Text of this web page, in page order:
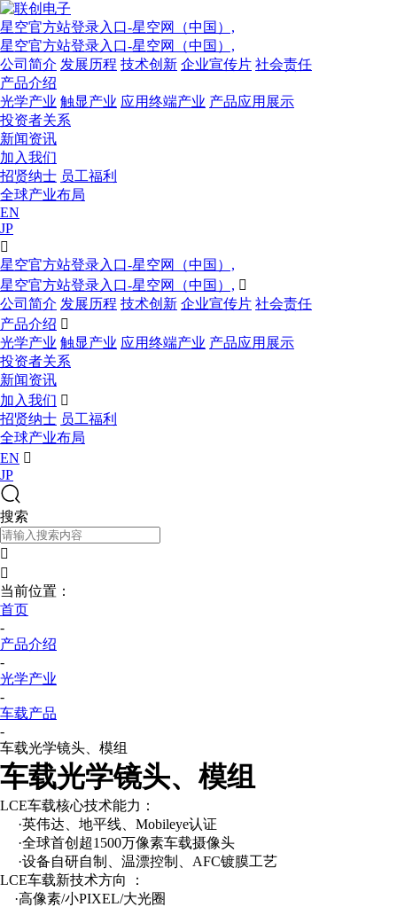
星空官方站登录入口-星空网（中国）,
星空官方站登录入口-星空网（中国）,
公司简介 发展历程 技术创新 企业宣传片 社会责任
产品介绍
光学产业 触显产业 应用终端产业 产品应用展示
投资者关系
新闻资讯
加入我们
招贤纳士 员工福利
全球产业布局
EN
JP

星空官方站登录入口-星空网（中国）,
星空官方站登录入口-星空网（中国）, 
公司简介 发展历程 技术创新 企业宣传片 社会责任
产品介绍 
光学产业 触显产业 应用终端产业 产品应用展示
投资者关系
新闻资讯
加入我们 
招贤纳士 员工福利
全球产业布局
EN 
JP
搜索


当前位置：
首页
-
产品介绍
-
光学产业
-
车载产品
-
车载光学镜头、模组
车载光学镜头、模组
LCE车载核心技术能力：
·英伟达、地平线、Mobileye认证
·全球首创超1500万像素车载摄像头
·设备自研自制、温漂控制、AFC镀膜工艺
LCE车载新技术方向 ：
·高像素/小PIXEL/大光圈